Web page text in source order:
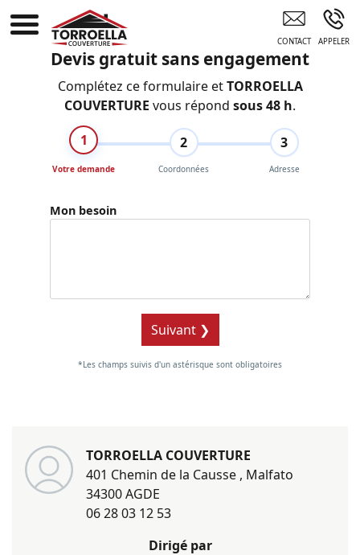
Couvreur Professionnel Agde
Devis gratuit sans engagement
Complétez ce formulaire etTORROELLA
COUVERTURE vous répond sous 48 h.
1
Votre demande
2
Coordonnées
3
Adresse
Mon besoin
Suivant ❯
*Les champs suivis d'un astérisque sont obligatoires
TORROELLA COUVERTURE
401 Chemin de la Causse , Malfato
34300 AGDE
06 28 03 12 53
Dirigé par